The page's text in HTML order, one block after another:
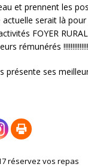
et prennent les
actuelle serait là
FOYER
rémunérés
présente ses
réservez vos repas